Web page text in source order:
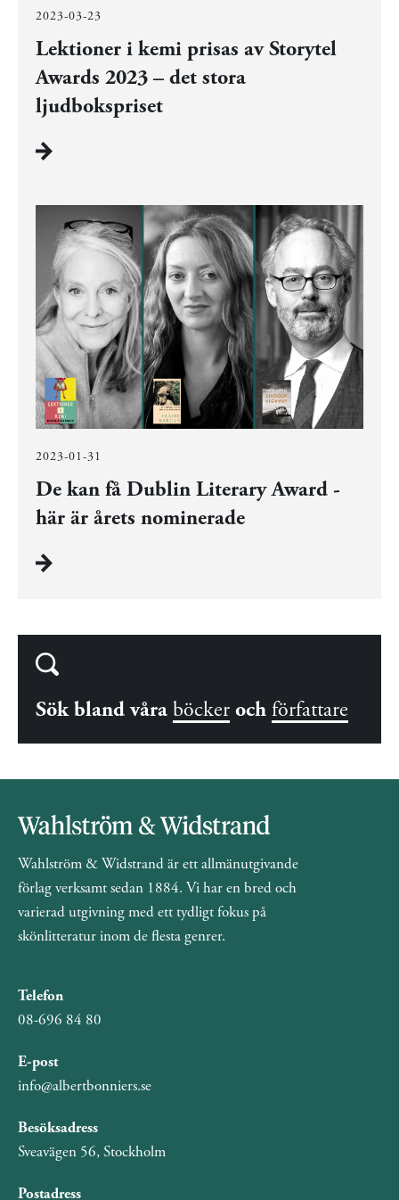
2023-03-23
Lektioner i kemi prisas av Storytel
Awards 2023 – det stora
ljudbokspriset
2023-01-31
De kan få Dublin Literary Award -
här är årets nominerade
Sök bland våra böcker och författare
Wahlström & Widstrand är ett allmänutgivande
förlag verksamt sedan 1884. Vi har en bred och
varierad utgivning med ett tydligt fokus på
skönlitteratur inom de flesta genrer.
Telefon
08-696 84 80
E-post
info@albertbonniers.se
Besöksadress
Sveavägen 56, Stockholm
Postadress